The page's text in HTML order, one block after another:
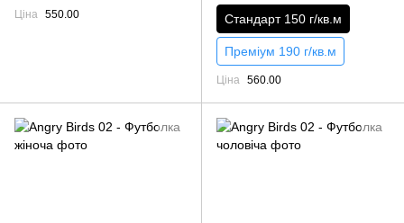
Ціна 550.00 Стандарт 150 г/кв.м
Преміум 190 г/кв.м
Ціна 560.00